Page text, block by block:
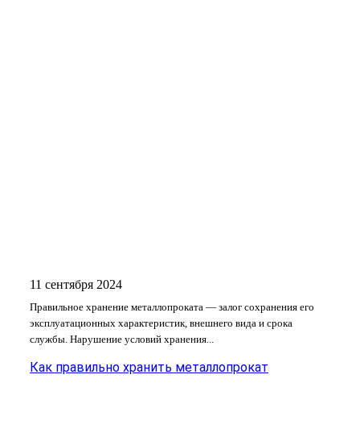
11 сентября 2024
Правильное хранение металлопроката — залог сохранения его
эксплуатационных характеристик, внешнего вида и срока
службы. Нарушение условий хранения...
Как правильно хранить металлопрокат